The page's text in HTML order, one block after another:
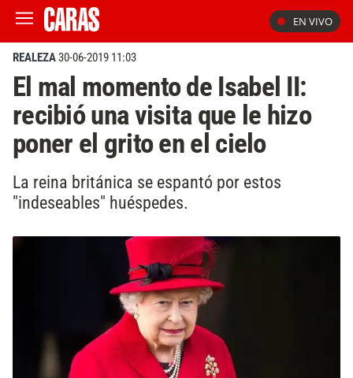
EN VIVO
REALEZA30-06-2019 11:03
El mal momento de Isabel II:
recibió una visita que le hizo
poner el grito en el cielo
La reina británica se espantó por estos
"indeseables" huéspedes.